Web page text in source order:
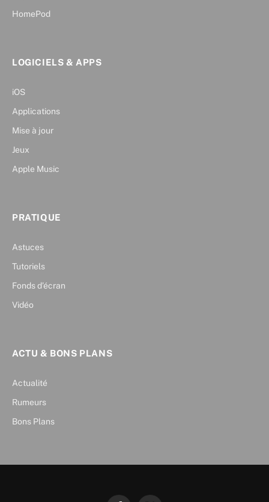
HomePod
LOGICIELS & APPS
iOS
Applications
Mise à jour
Jeux
Apple Music
PRATIQUE
Astuces
Tutoriels
Fonds d’écran
Vidéo
ACTU & BONS PLANS
Actualité
Rumeurs
Bons Plans